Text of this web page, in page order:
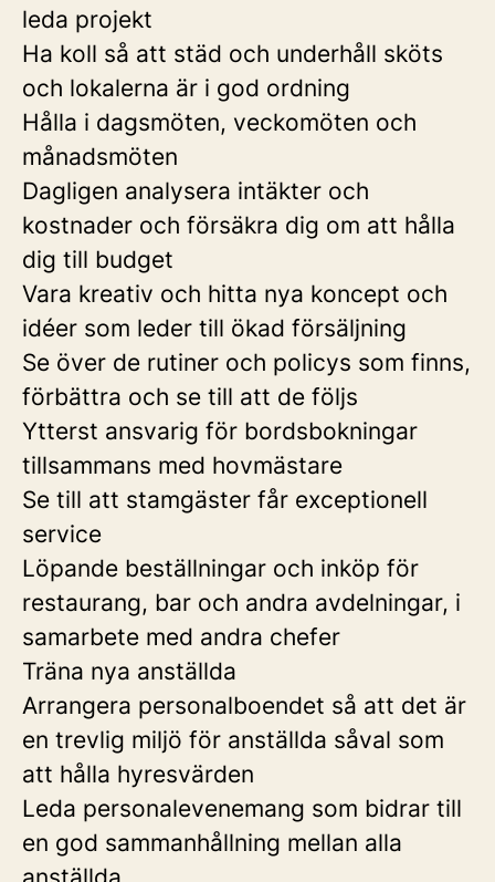
leda projekt
Ha koll så att städ och underhåll sköts
och lokalerna är i god ordning
Hålla i dagsmöten, veckomöten och
månadsmöten
Dagligen analysera intäkter och
kostnader och försäkra dig om att hålla
dig till budget
Vara kreativ och hitta nya koncept och
idéer som leder till ökad försäljning
Se över de rutiner och policys som finns,
förbättra och se till att de följs
Ytterst ansvarig för bordsbokningar
tillsammans med hovmästare
Se till att stamgäster får exceptionell
service
Löpande beställningar och inköp för
restaurang, bar och andra avdelningar, i
samarbete med andra chefer
Träna nya anställda
Arrangera personalboendet så att det är
en trevlig miljö för anställda såval som
att hålla hyresvärden
Leda personalevenemang som bidrar till
en god sammanhållning mellan alla